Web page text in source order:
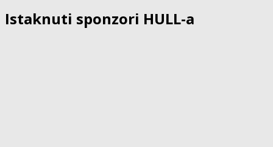
Istaknuti sponzori HULL-a